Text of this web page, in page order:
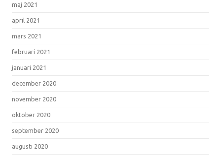
maj 2021
april 2021
mars 2021
februari 2021
januari 2021
december 2020
november 2020
oktober 2020
september 2020
augusti 2020